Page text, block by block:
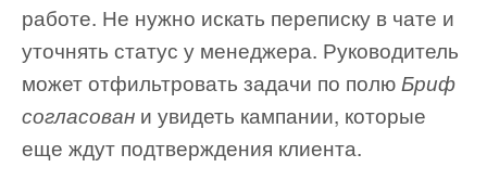
работе. Не нужно искать переписку в чате и
уточнять статус у менеджера. Руководитель
может отфильтровать задачи по полю Бриф
согласован и увидеть кампании, которые
еще ждут подтверждения клиента.